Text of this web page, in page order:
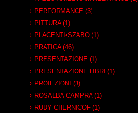
PERFORMANCE (3)
PITTURA (1)
PLACENTI•SZABO (1)
PRATICA (46)
PRESENTAZIONE (1)
PRESENTAZIONE LIBRI (1)
PROIEZIONI (3)
ROSALBA CAMPRA (1)
RUDY CHERNICOF (1)